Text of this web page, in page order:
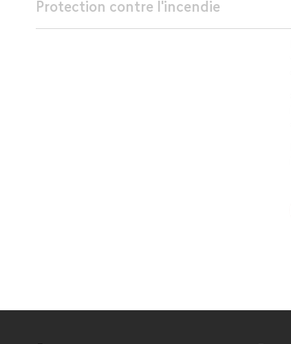
Protection contre l'incendie